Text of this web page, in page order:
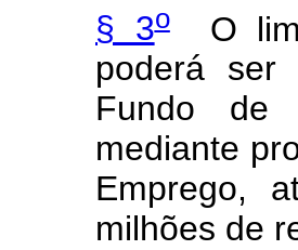
§ 3oO
poderá ser
Fundo de
mediante
Emprego,
milhões de